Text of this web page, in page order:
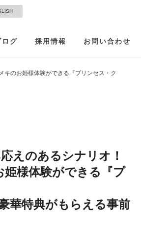
ログ 採用情報 お問い合わせ
キのお姫様体験ができる『プリンセス・ク
えのあるシナリオ！
様体験ができる『プ
華特典がもらえる事前